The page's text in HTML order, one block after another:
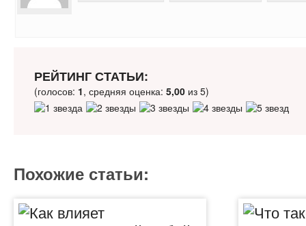
РЕЙТИНГ СТАТЬИ:
(голосов: 1, средняя оценка: 5,00из 5)
Похожие статьи: